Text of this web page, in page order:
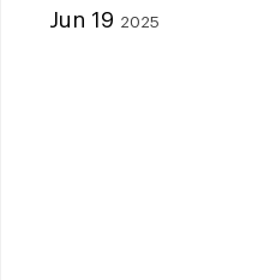
Jun 19 2025